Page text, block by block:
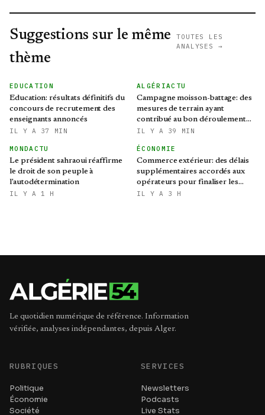
Suggestions sur le même
thème
TOUTES LES
ANALYSES →
EDUCATION
Education: résultats définitifs du
concours de recrutement des
enseignants annoncés
IL Y A 37 MIN
ALGÉRIACTU
Campagne moisson-battage: des
mesures de terrain ayant
contribué au bon déroulement
de l'opération
IL Y A 39 MIN
MONDACTU
Le président sahraoui réaffirme
le droit de son peuple à
l'autodétermination
IL Y A 1 H
ÉCONOMIE
Commerce extérieur: des délais
supplémentaires accordés aux
opérateurs pour finaliser les
procédures d'importation
IL Y A 3 H
Le quotidien numérique de référence. Information
vérifiée, analyses indépendantes, depuis Alger.
RUBRIQUES
Politique
Économie
Société
SERVICES
Newsletters
Podcasts
Live Stats